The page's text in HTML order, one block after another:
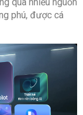
qua nhiều nguồn
phú, được cá